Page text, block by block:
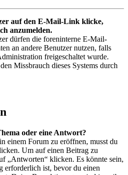
auf den E-Mail-Link klicke,
anzumelden.
dürfen die foreninterne E-Mail-
an andere Benutzer nutzen, falls
freigeschaltet wurde.
Missbrauch dieses Systems durch
oder eine Antwort?
einem Forum zu eröffnen, musst du
Um auf einen Beitrag zu
„Antworten“ klicken. Es könnte sein,
erforderlich ist, bevor du einen